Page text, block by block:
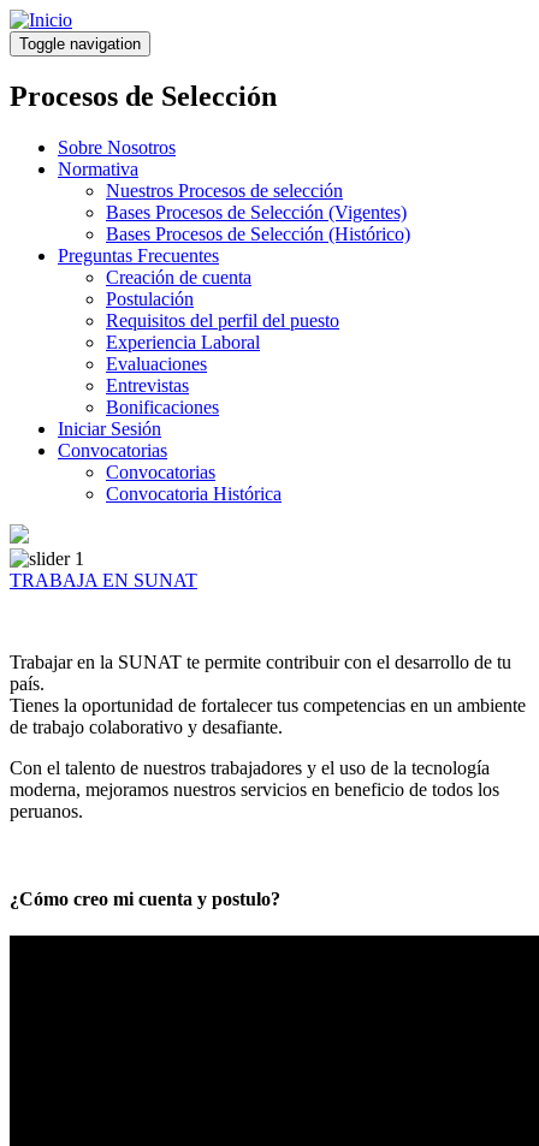
Pasar
al
contenido
principal
Toggle navigation
Procesos de Selección
Sobre Nosotros
Normativa
Nuestros Procesos de selección
Bases Procesos de Selección (Vigentes)
Bases Procesos de Selección (Histórico)
Preguntas Frecuentes
Creación de cuenta
Postulación
Requisitos del perfil del puesto
Experiencia Laboral
Evaluaciones
Entrevistas
Bonificaciones
Iniciar Sesión
Convocatorias
Convocatorias
Convocatoria Histórica
TRABAJA EN SUNAT
Trabajar en la SUNAT te permite contribuir con el desarrollo de tu
país.
Tienes la oportunidad de fortalecer tus competencias en un ambiente
de trabajo colaborativo y desafiante.
Con el talento de nuestros trabajadores y el uso de la tecnología
moderna, mejoramos nuestros servicios en beneficio de todos los
peruanos.
¿Cómo creo mi cuenta y postulo?